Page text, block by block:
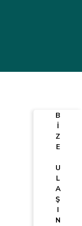
B
İ
Z
E
U
L
A
Ş
I
N